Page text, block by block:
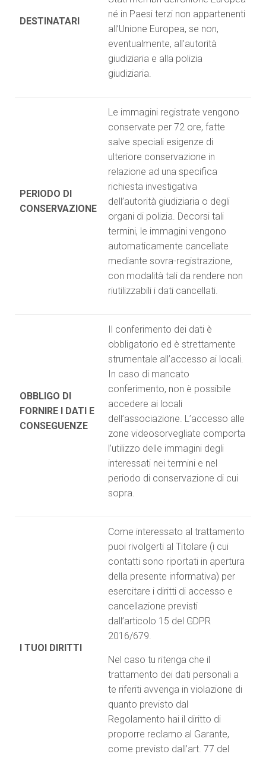
DESTINATARI
né in Paesi terzi non appartenenti
all’Unione Europea, se non,
eventualmente, all’autorità
giudiziaria e alla polizia
giudiziaria.
PERIODO DI
CONSERVAZIONE
Le immagini registrate vengono
conservate per 72 ore, fatte
salve speciali esigenze di
ulteriore conservazione in
relazione ad una specifica
richiesta investigativa
dell’autorità giudiziaria o degli
organi di polizia. Decorsi tali
termini, le immagini vengono
automaticamente cancellate
mediante sovra-registrazione,
con modalità tali da rendere non
riutilizzabili i dati cancellati.
OBBLIGO DI
FORNIRE I DATI E
CONSEGUENZE
Il conferimento dei dati è
obbligatorio ed è strettamente
strumentale all’accesso ai locali.
In caso di mancato
conferimento, non è possibile
accedere ai locali
dell’associazione. L’accesso alle
zone videosorvegliate comporta
l’utilizzo delle immagini degli
interessati nei termini e nel
periodo di conservazione di cui
sopra.
I TUOI DIRITTI
Come interessato al trattamento
puoi rivolgerti al Titolare (i cui
contatti sono riportati in apertura
della presente informativa) per
esercitare i diritti di accesso e
cancellazione previsti
dall’articolo 15 del GDPR
2016/679.
Nel caso tu ritenga che il
trattamento dei dati personali a
te riferiti avvenga in violazione di
quanto previsto dal
Regolamento hai il diritto di
proporre reclamo al Garante,
come previsto dall’art. 77 del